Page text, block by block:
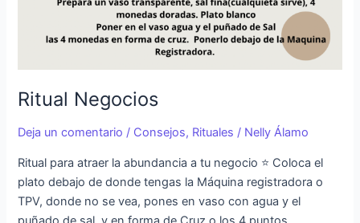
Ritual Negocios
Deja un comentario / Consejos, Rituales / Nelly Álamo
Ritual para atraer la abundancia a tu negocio ⭐️ Coloca el
plato debajo de donde tengas la Máquina registradora o
TPV, donde no se vea, pones en vaso con agua y el